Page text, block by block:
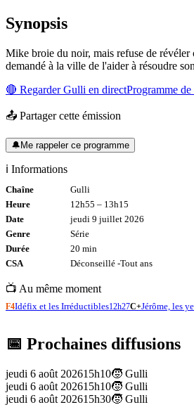
Synopsis
Mike broie du noir, mais refuse de révéler
demandé à la ville de l'aider à résoudre
🔴 RegarderGulli en directProgramme de
📤 Partager cette émission
🔔Me rappeler ce programme
ℹ️ Informations
Chaîne
Gulli
Heure
12h55 – 13h15
Date
jeudi 9 juillet 2026
Genre
Série
Durée
20 min
CSA
Déconseillé -Tout ans
📺 Au même moment
F4Idéfix et les Irréductibles12h27C+Jérôme, les
📅 Prochaines diffusions
jeudi 6 août 202615h10🧒 Gulli
jeudi 6 août 202615h10🧒 Gulli
jeudi 6 août 202615h30🧒 Gulli